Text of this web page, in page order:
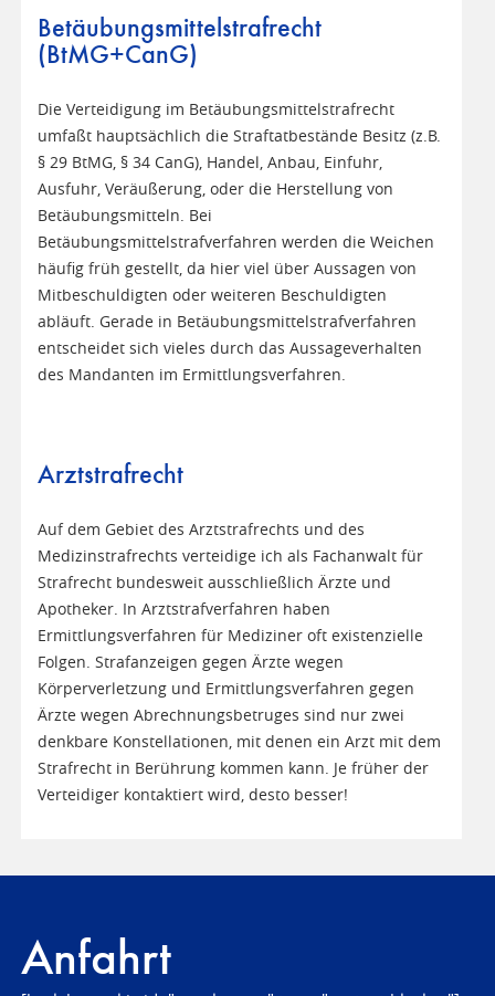
Betäubungsmittelstrafrecht
(BtMG+CanG)
Die Verteidigung im Betäubungsmittelstrafrecht
umfaßt hauptsächlich die Straftatbestände Besitz (z.B.
§ 29 BtMG, § 34 CanG), Handel, Anbau, Einfuhr,
Ausfuhr, Veräußerung, oder die Herstellung von
Betäubungsmitteln. Bei
Betäubungsmittelstrafverfahren werden die Weichen
häufig früh gestellt, da hier viel über Aussagen von
Mitbeschuldigten oder weiteren Beschuldigten
abläuft. Gerade in Betäubungsmittelstrafverfahren
entscheidet sich vieles durch das Aussageverhalten
des Mandanten im Ermittlungsverfahren.
Arztstrafrecht
Auf dem Gebiet des Arztstrafrechts und des
Medizinstrafrechts verteidige ich als Fachanwalt für
Strafrecht bundesweit ausschließlich Ärzte und
Apotheker. In Arztstrafverfahren haben
Ermittlungsverfahren für Mediziner oft existenzielle
Folgen. Strafanzeigen gegen Ärzte wegen
Körperverletzung und Ermittlungsverfahren gegen
Ärzte wegen Abrechnungsbetruges sind nur zwei
denkbare Konstellationen, mit denen ein Arzt mit dem
Strafrecht in Berührung kommen kann. Je früher der
Verteidiger kontaktiert wird, desto besser!
Anfahrt